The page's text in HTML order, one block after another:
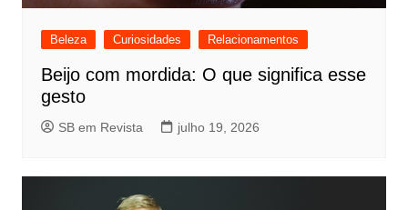
Beleza Curiosidades Relacionamentos
Beijo com mordida: O que significa esse
gesto
SB em Revista julho 19, 2026